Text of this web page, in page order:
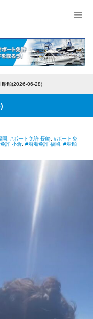
船舶(2026-06-28)
岡 #ボート免許 長崎 #ボート免
許 小倉 #船舶免許 福岡
#船舶